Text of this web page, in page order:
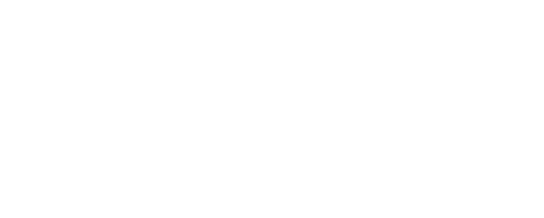
“O Memorial de Santo